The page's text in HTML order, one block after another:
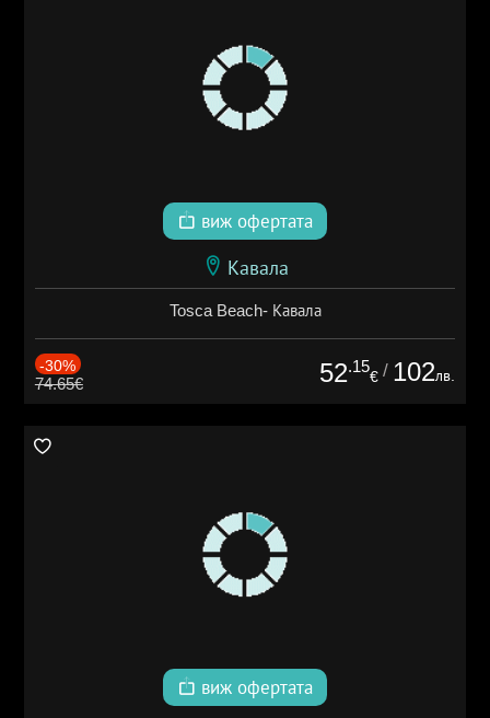
виж офертата
Кавала
Tosca Beach- Кавала
-30%
74.65€ 52.15
€ / 102лв.
виж офертата